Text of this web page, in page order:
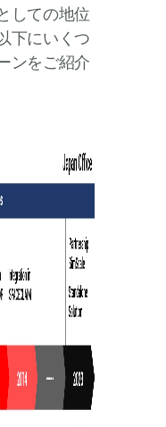
しての地位
下にいくつ
ンをご紹介